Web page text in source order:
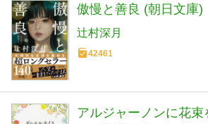
傲慢と善良 (朝日文庫)
辻村深月
42461
アルジャーノンに花